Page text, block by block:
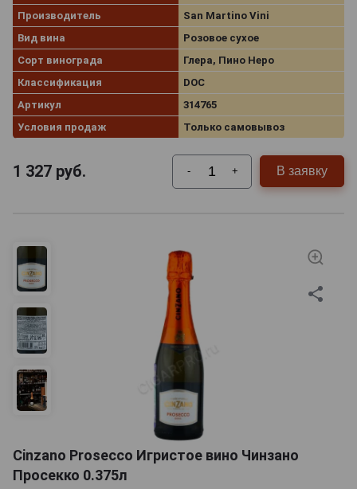
Производитель
San Martino Vini
Вид вина
Розовое сухое
Сорт винограда
Глера, Пино Неро
Классификация
DOC
Артикул
314765
Условия продаж
Только самовывоз
1 327 руб. - + В заявку
Cinzano Prosecco Игристое вино Чинзано
Просекко 0.375л